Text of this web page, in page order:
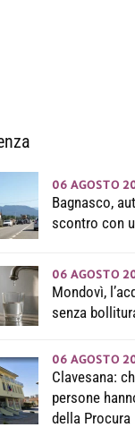
06 AGOSTO
Bagnasco,
scontro con
06 AGOSTO
Mondovì,
senza
06 AGOSTO
Clavesana:
persone
della Procura